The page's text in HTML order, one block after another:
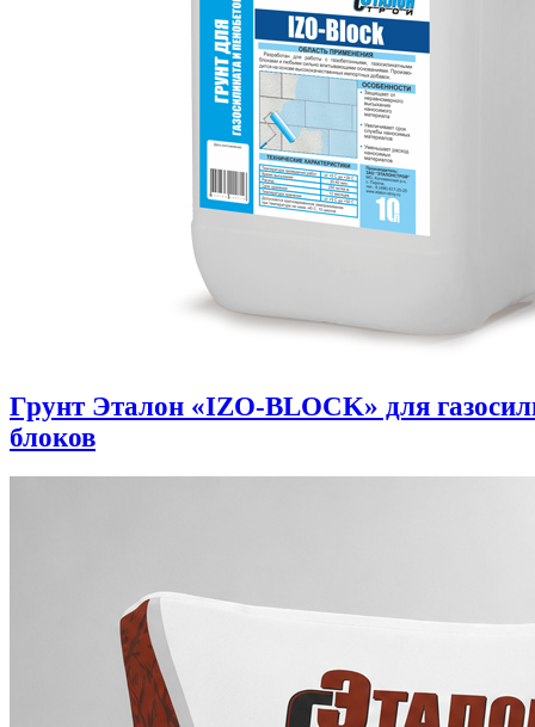
Грунт Эталон «IZO-BLOCK» для
блоков